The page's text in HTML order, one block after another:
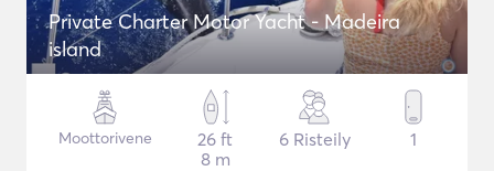
Private Charter Motor Yacht - Madeira
island
Moottorivene
26 ft
8 m
6 Risteily 1